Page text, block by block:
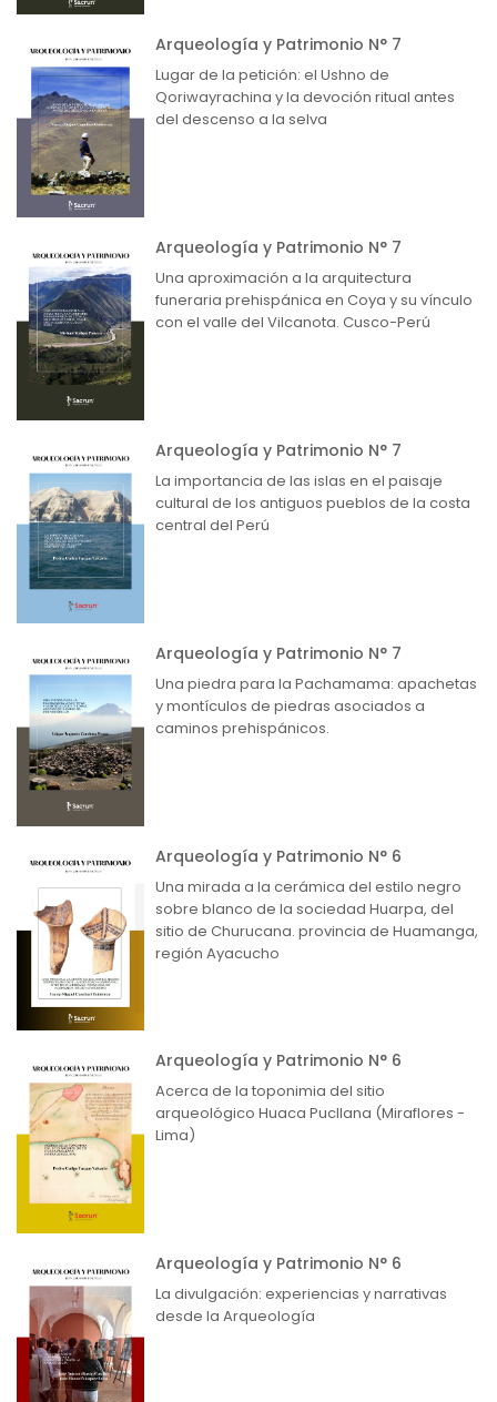
Arqueología y Patrimonio N° 7
Lugar de la petición: el Ushno de
Qoriwayrachina y la devoción ritual antes
del descenso a la selva
Arqueología y Patrimonio N° 7
Una aproximación a la arquitectura
funeraria prehispánica en Coya y su vínculo
con el valle del Vilcanota. Cusco-Perú
Arqueología y Patrimonio N° 7
La importancia de las islas en el paisaje
cultural de los antiguos pueblos de la costa
central del Perú
Arqueología y Patrimonio N° 7
Una piedra para la Pachamama: apachetas
y montículos de piedras asociados a
caminos prehispánicos.
Arqueología y Patrimonio N° 6
Una mirada a la cerámica del estilo negro
sobre blanco de la sociedad Huarpa, del
sitio de Churucana. provincia de Huamanga,
región Ayacucho
Arqueología y Patrimonio N° 6
Acerca de la toponimia del sitio
arqueológico Huaca Pucllana (Miraflores -
Lima)
Arqueología y Patrimonio N° 6
La divulgación: experiencias y narrativas
desde la Arqueología